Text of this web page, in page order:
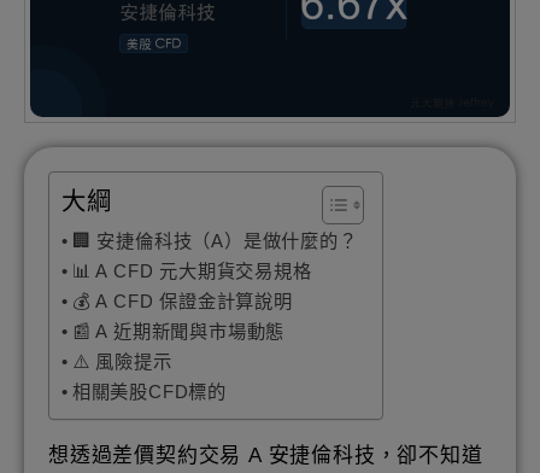
大綱
🏢 安捷倫科技（A）是做什麼的？
📊 A CFD 元大期貨交易規格
💰 A CFD 保證金計算說明
📰 A 近期新聞與市場動態
⚠️ 風險提示
相關美股CFD標的
想透過差價契約交易 A 安捷倫科技，卻不知道